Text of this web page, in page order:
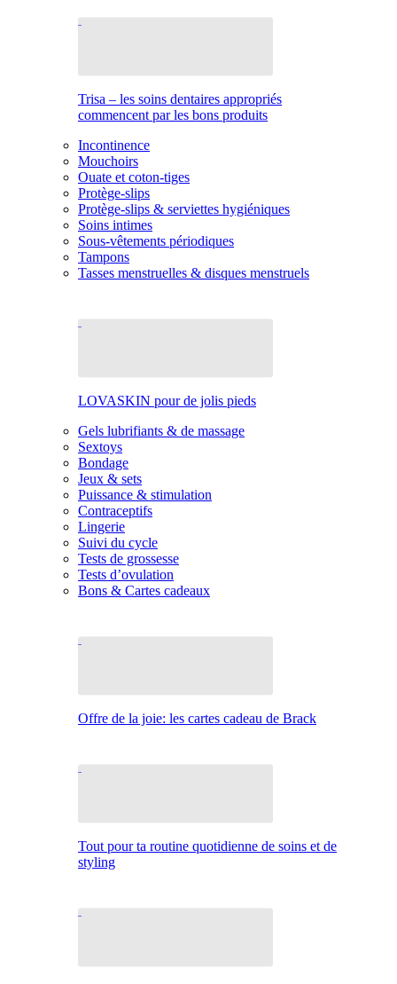
Trisa – les soins dentaires appropriés
commencent par les bons produits
Incontinence
Mouchoirs
Ouate et coton-tiges
Protège-slips
Protège-slips & serviettes hygiéniques
Soins intimes
Sous-vêtements périodiques
Tampons
Tasses menstruelles & disques menstruels
LOVASKIN pour de jolis pieds
Gels lubrifiants & de massage
Sextoys
Bondage
Jeux & sets
Puissance & stimulation
Contraceptifs
Lingerie
Suivi du cycle
Tests de grossesse
Tests d’ovulation
Bons & Cartes cadeaux
Offre de la joie: les cartes cadeau de Brack
Tout pour ta routine quotidienne de soins et de
styling